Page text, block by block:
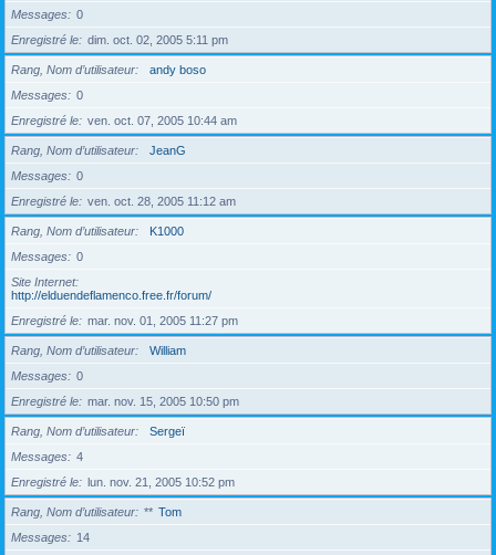
Messages
0
Enregistré le
dim. oct. 02, 2005 5:11 pm
Rang, Nom d’utilisateur
andy boso
Messages
0
Enregistré le
ven. oct. 07, 2005 10:44 am
Rang, Nom d’utilisateur
JeanG
Messages
0
Enregistré le
ven. oct. 28, 2005 11:12 am
Rang, Nom d’utilisateur
K1000
Messages
0
Site Internet
http://elduendeflamenco.free.fr/forum/
Enregistré le
mar. nov. 01, 2005 11:27 pm
Rang, Nom d’utilisateur
William
Messages
0
Enregistré le
mar. nov. 15, 2005 10:50 pm
Rang, Nom d’utilisateur
Sergeï
Messages
4
Enregistré le
lun. nov. 21, 2005 10:52 pm
Rang, Nom d’utilisateur ** Tom
Messages
14